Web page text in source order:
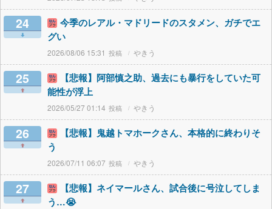
24
今季のレアル・マドリードのスタメン、ガチでエ
グい
2026/08/06 15:31 やきう
25
【悲報】阿部慎之助、過去にも暴行をしていた可
能性が浮上
2026/05/27 01:14 やきう
26
【悲報】鬼越トマホークさん、本格的に終わりそ
う
2026/07/11 06:07 やきう
27
【悲報】ネイマールさん、試合後に号泣してしま
う…😭